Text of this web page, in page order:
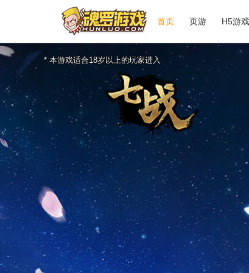
首页 页游 H5游戏
* 本游戏适合18岁以上的玩家进入